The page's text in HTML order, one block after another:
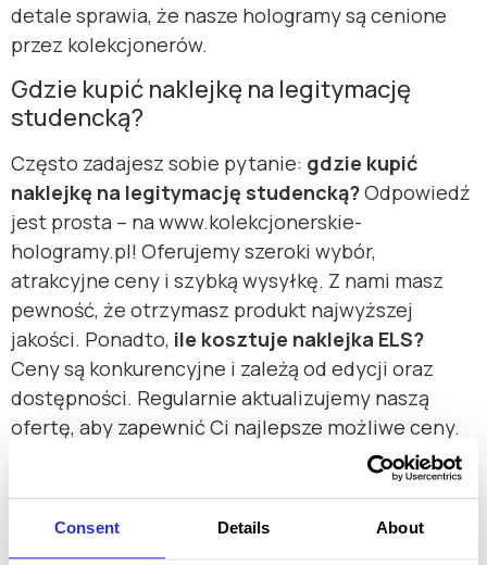
Consent Details About
detale sprawia, że nasze hologramy są cenione
przez kolekcjonerów.
Gdzie kupić naklejkę na legitymację
studencką?
Często zadajesz sobie pytanie: gdzie kupić
naklejkę na legitymację studencką?Odpowiedź
jest prosta – na www.kolekcjonerskie-
hologramy.pl! Oferujemy szeroki wybór,
atrakcyjne ceny i szybką wysyłkę. Z nami masz
pewność, że otrzymasz produkt najwyższej
jakości. Ponadto, ile kosztuje naklejka ELS?
Ceny są konkurencyjne i zależą od edycji oraz
dostępności. Regularnie aktualizujemy naszą
ofertę, aby zapewnić Ci najlepsze możliwe ceny.
Pamiętaj, że naszekolekcjonerskie hologramy
na legitymację
są przeznaczone do celów